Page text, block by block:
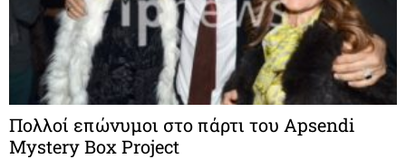
Πολλοί επώνυμοι στο πάρτι του Apsendi
Μystery Βox Project